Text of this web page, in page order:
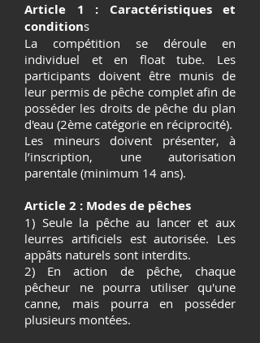
Article 1 : Caractéristiques et
conditions
La compétition se déroule en
individuel et en float tube. Les
participants doivent être munis de
leur permis de pêche complet afin de
posséder les droits de pêche du plan
d'eau (2ème catégorie en réciprocité).
Les mineurs doivent présenter, à
l’inscription, une autorisation
parentale (minimum 14 ans).
Article 2 : Modes de pêches
1) Seule la pêche au lancer et aux
leurres artificiels est autorisée. Les
appâts naturels sont interdits.
2) En action de pêche, chaque
pêcheur ne pourra utiliser qu'une
canne, mais pourra en posséder
plusieurs montées.